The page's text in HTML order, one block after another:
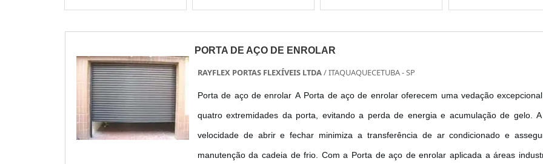
PORTA DE AÇO DE ENROLAR
RAYFLEX PORTAS FLEXÍVEIS LTDA/ ITAQUAQUECETUBA - SP
Porta de aço de enrolar A Porta de aço de enrolar oferecem uma vedação
quatro extremidades da porta, evitando a perda de energia e acumulação de gelo.
velocidade de abrir e fechar minimiza a transferência de ar condicionado e
manutenção da cadeia de frio. Com a Porta de aço de enrolar aplicada a áreas